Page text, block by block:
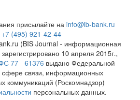
присылайте на info@ib-bank.ru
+7 (495) 921-42-44
(BIS Journal - информационная
10 апреля 2015г.,
77 - 61376 выдано Федеральной
сфере связи, информационных
коммуникаций (Роскомнадзор)
персональных данных.